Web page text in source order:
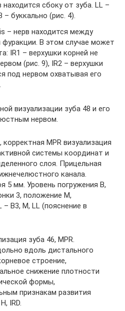
сбоку от зуба. LL –
– буккально (рис. 4).
– нерв находится между
фуракции. В этом случае может
IR1 – верхушки корней не
(рис. 9), IR2 – верхушки
под нервом охватывая его
визуализации зуба 48 и его
нервом.
МPR визуализация
системы координат и
слоя. Прицельная
канала.
5 мм. Уровень погружения В,
3, положение М,
В3, M, LL (пояснение в
зуба 46, MPR.
вдоль дистального
строение,
снижение плотности
формы,
признакам развития
IRD.